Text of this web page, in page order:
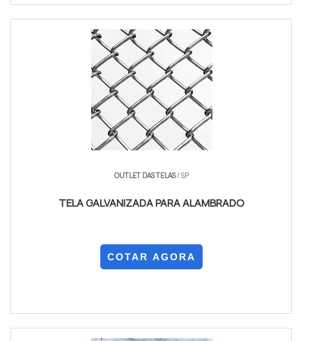
OUTLET DAS TELAS/ SP
TELA GALVANIZADA PARA ALAMBRADO
COTAR AGORA